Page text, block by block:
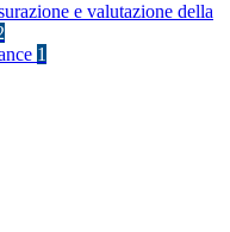
e valutazione della
1